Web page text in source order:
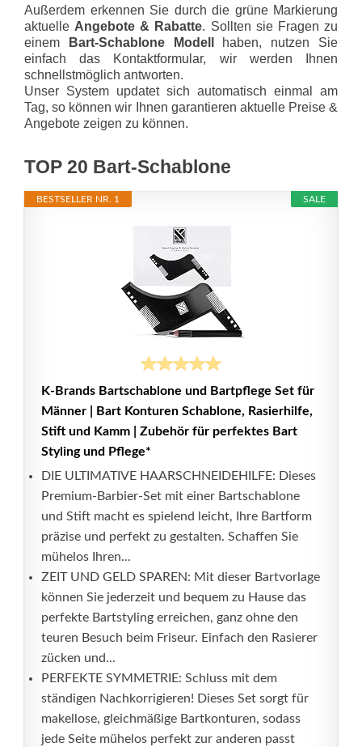
Außerdem erkennen Sie durch die grüne Markierung
aktuelle Angebote & Rabatte. Sollten sie Fragen zu
einem
Bart-Schablone Modell
haben, nutzen Sie
einfach das Kontaktformular, wir werden Ihnen
schnellstmöglich antworten.
Unser System updatet sich automatisch einmal am
Tag, so können wir Ihnen garantieren aktuelle Preise &
Angebote zeigen zu können.
TOP 20 Bart-Schablone
SALE
BESTSELLER NR. 1
K-Brands Bartschablone und Bartpflege Set für
Männer | Bart Konturen Schablone, Rasierhilfe,
Stift und Kamm | Zubehör für perfektes Bart
Styling und Pflege*
DIE ULTIMATIVE HAARSCHNEIDEHILFE: Dieses
Premium-Barbier-Set mit einer Bartschablone
und Stift macht es spielend leicht, Ihre Bartform
präzise und perfekt zu gestalten. Schaffen Sie
mühelos Ihren...
ZEIT UND GELD SPAREN: Mit dieser Bartvorlage
können Sie jederzeit und bequem zu Hause das
perfekte Bartstyling erreichen, ganz ohne den
teuren Besuch beim Friseur. Einfach den Rasierer
zücken und...
PERFEKTE SYMMETRIE: Schluss mit dem
ständigen Nachkorrigieren! Dieses Set sorgt für
makellose, gleichmäßige Bartkonturen, sodass
jede Seite mühelos perfekt zur anderen passt